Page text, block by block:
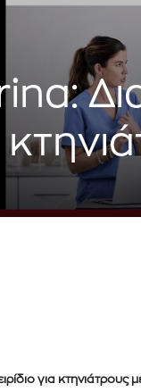
για κτηνιάτρους